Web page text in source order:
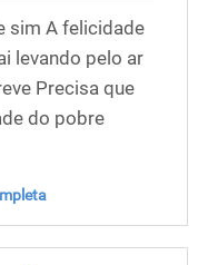
sim A felicidade
levando pelo ar
Precisa que
do pobre